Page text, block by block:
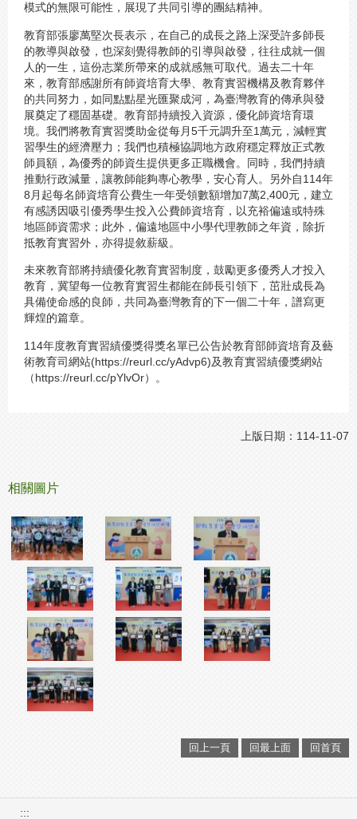
模式的無限可能性，展現了共同引導的團結精神。
教育部張廖萬堅次長表示，在自己的成長之路上深受許多師長
的教導與啟發，也深刻覺得教師的引導與啟發，往往成就一個
人的一生，這份志業所帶來的成就感無可取代。過去二十年
來，教育部感謝所有師資培育大學、教育實習機構及教育夥伴
的共同努力，如同點點星光匯聚成河，為臺灣教育的傳承與發
展奠定了穩固基礎。教育部持續投入資源，優化師資培育環
境。我們將教育實習獎助金從每月5千元調升至1萬元，減輕實
習學生的經濟壓力；我們也積極協調地方政府穩定釋放正式教
師員額，為優秀的師資生提供更多正職機會。同時，我們持續
推動行政減量，讓教師能夠專心教學，安心育人。另外自114年
8月起每名師資培育公費生一年受領數額增加7萬2,400元，建立
有感誘因吸引優秀學生投入公費師資培育，以充裕偏遠或特殊
地區師資需求；此外，偏遠地區中小學代理教師之年資，除折
抵教育實習外，亦得提敘薪級。
未來教育部將持續優化教育實習制度，鼓勵更多優秀人才投入
教育，冀望每一位教育實習生都能在師長引領下，茁壯成長為
具備使命感的良師，共同為臺灣教育的下一個二十年，譜寫更
輝煌的篇章。
114年度教育實習績優獎得獎名單已公告於教育部師資培育及藝
術教育司網站(https://reurl.cc/yAdvp6)及教育實習績優獎網站
（https://reurl.cc/pYlvOr）。
上版日期：114-11-07
相關圖片
回上一頁 回最上面 回首頁
:::